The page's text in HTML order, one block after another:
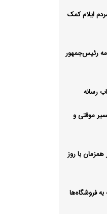
ایلام کمک
رئیس‌جمهور
رسانه
موقتی و
با روز
فروشگاه‌ها